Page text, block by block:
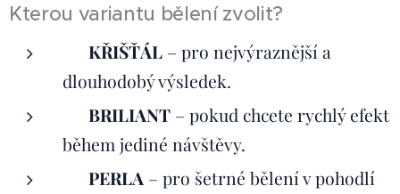
Kterou variantu bělení zvolit?
💎 KŘIŠŤÁL – pro nejvýraznější a
dlouhodobý výsledek.
💎 BRILIANT – pokud chcete rychlý efekt
během jediné návštěvy.
🤍 PERLA – pro šetrné bělení v pohodlí